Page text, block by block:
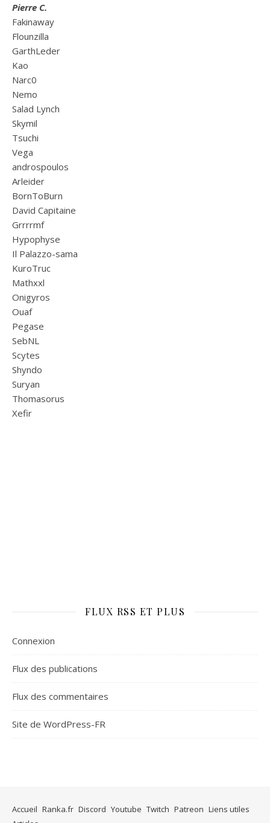
Pierre C.
Fakinaway
Flounzilla
GarthLeder
Kao
Narc0
Nemo
Salad Lynch
Skymil
Tsuchi
Vega
androspoulos
Arleider
BornToBurn
David Capitaine
Grrrrmf
Hypophyse
Il Palazzo-sama
KuroTruc
Mathxxl
Onigyros
Ouaf
Pegase
SebNL
Scytes
Shyndo
Suryan
Thomasorus
Xefir
FLUX RSS ET PLUS
Connexion
Flux des publications
Flux des commentaires
Site de WordPress-FR
Accueil Ranka.fr Discord Youtube Twitch Patreon Liens utiles